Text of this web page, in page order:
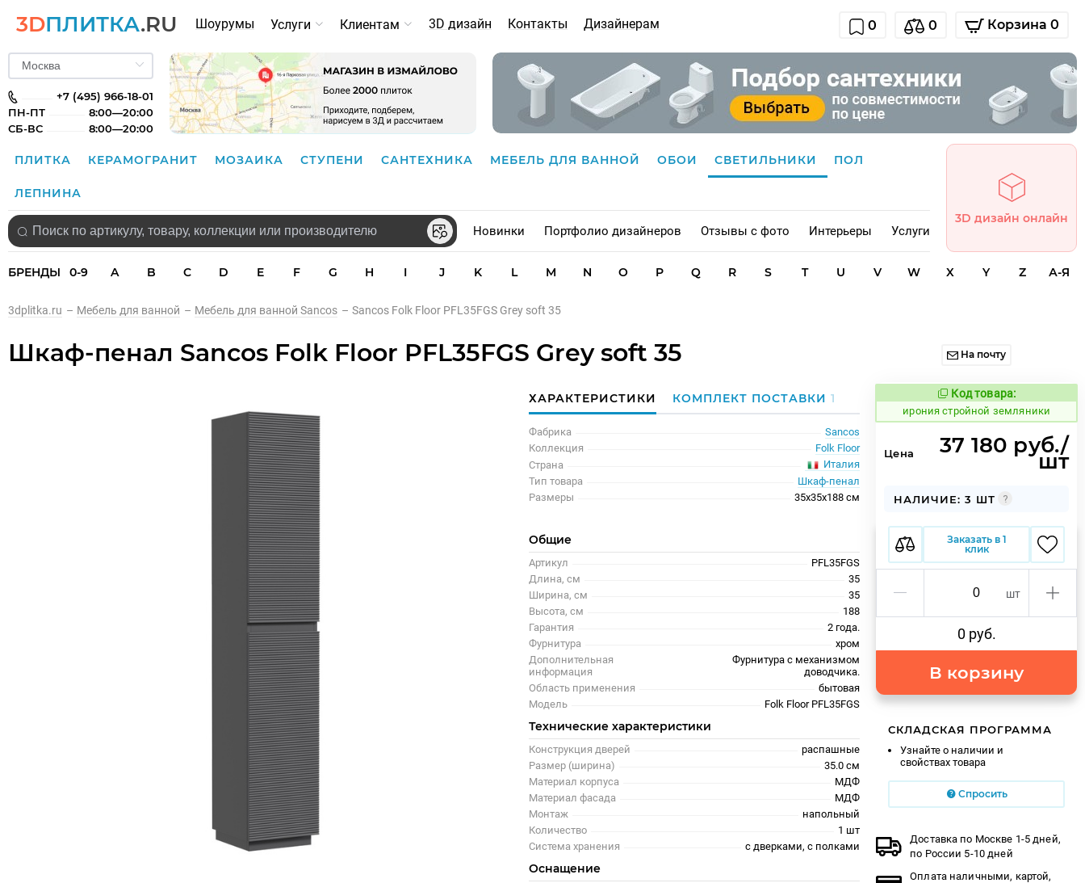
3DПЛИТКА.RU Шоурумы Услуги Клиентам 3D дизайн Контакты Дизайнерам 0 0 Корзина 0
+7 (495) 966-18-01
ПН-ПТ
8:00—20:00
СБ-ВС
8:00—20:00
ПЛИТКА КЕРАМОГРАНИТ МОЗАИКА СТУПЕНИ САНТЕХНИКА МЕБЕЛЬ ДЛЯ ВАННОЙ ОБОИ СВЕТИЛЬНИКИ ПОЛ
ЛЕПНИНА
Новинки Портфолио дизайнеров Отзывы с фото Интерьеры Услуги
3D дизайн онлайн
БРЕНДЫ 0-9 A B C D E F G H I J K L M N O P Q R S T U V W X Y Z А-Я
3dplitka.ru – Мебель для ванной – Мебель для ванной Sancos – Sancos Folk Floor PFL35FGS Grey soft 35
Шкаф-пенал Sancos Folk Floor PFL35FGS Grey soft 35 На почту
ХАРАКТЕРИСТИКИ КОМПЛЕКТ ПОСТАВКИ1
Фабрика
Sancos
Коллекция
Folk Floor
Страна
Италия
Тип товара
Шкаф-пенал
Размеры
35x35x188 см
Общие
Артикул
PFL35FGS
Длина, см
35
Ширина, см
35
Высота, см
188
Гарантия
2 года.
Фурнитура
хром
Дополнительная
информация
Фурнитура с механизмом
доводчика.
Область применения
бытовая
Модель
Folk Floor PFL35FGS
Технические характеристики
Конструкция дверей
распашные
Размер (ширина)
35.0 см
Материал корпуса
МДФ
Материал фасада
МДФ
Монтаж
напольный
Количество
1 шт
Система хранения
с дверками, с полками
Оснащение
Код товара:
1104906 Код товара:
ирония стройной земляники
Цена 37 180 руб./
шт
НАЛИЧИЕ: 3 ШТ
Заказать в 1
клик
шт
0 руб.
В корзину
СКЛАДСКАЯ ПРОГРАММА
Узнайте о наличии и
свойствах товара
Спросить
Доставка по Москве 1-5 дней,
по России 5-10 дней
Оплата наличными, картой,